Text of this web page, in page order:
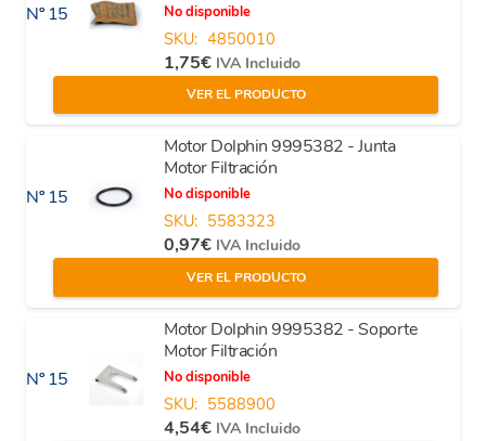
Nº 15 No disponible
SKU: 4850010
1,75€ IVA Incluido
VER EL PRODUCTO
Nº 15
Motor Dolphin 9995382 - Junta
Motor Filtración
No disponible
SKU: 5583323
0,97€ IVA Incluido
VER EL PRODUCTO
Nº 15
Motor Dolphin 9995382 - Soporte
Motor Filtración
No disponible
SKU: 5588900
4,54€ IVA Incluido